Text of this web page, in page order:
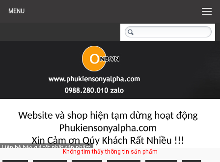
MENU
Liên hệ báo giá tốt nhất sản phẩm
Không tìm thấy thông tin sản phẩm